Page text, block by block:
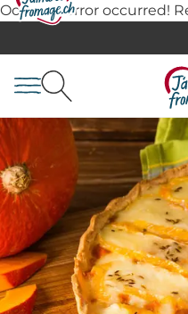
Oops, an error occurred!